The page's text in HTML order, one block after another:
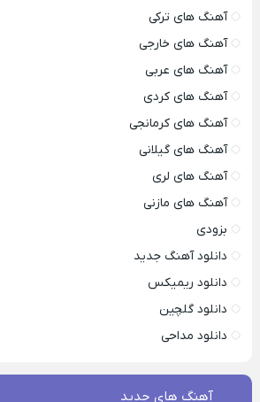
آهنگ های ترکی
آهنگ های خارجی
آهنگ های عربی
آهنگ های کردی
آهنگ های کرمانجی
آهنگ های گیلانی
آهنگ های لری
آهنگ های مازنی
بزودی
دانلود آهنگ جدید
دانلود ریمیکس
دانلود گلچین
دانلود مداحی
آهنگ های جدید